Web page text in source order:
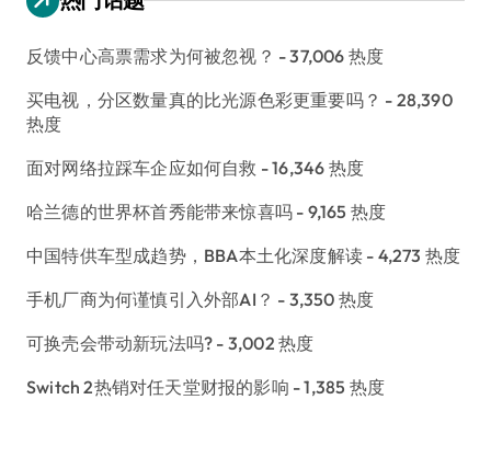
反馈中心高票需求为何被忽视？ - 37,006 热度
买电视，分区数量真的比光源色彩更重要吗？ - 28,390
热度
面对网络拉踩车企应如何自救 - 16,346 热度
哈兰德的世界杯首秀能带来惊喜吗 - 9,165 热度
中国特供车型成趋势，BBA本土化深度解读 - 4,273 热度
手机厂商为何谨慎引入外部AI？ - 3,350 热度
可换壳会带动新玩法吗? - 3,002 热度
Switch 2热销对任天堂财报的影响 - 1,385 热度